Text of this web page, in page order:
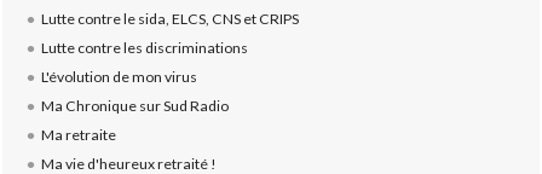
Lutte contre le sida, ELCS, CNS et CRIPS
Lutte contre les discriminations
L'évolution de mon virus
Ma Chronique sur Sud Radio
Ma retraite
Ma vie d'heureux retraité !